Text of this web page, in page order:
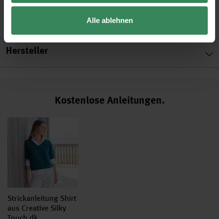
Alle ablehnen
Hersteller
Kostenlose Anleitungen.
Strickanleitung Shirt
aus Creative Silky